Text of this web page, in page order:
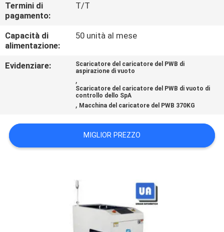
RICHIEDA
UNA
MAPPA
DEL
SITO
Termini di
pagamento:
T/T
Capacità di
alimentazione:
50 unità al mese
Evidenziare:
Scaricatore del caricatore del PWB di
aspirazione di vuoto
,
Scaricatore del caricatore del PWB di vuoto di
controllo dello SpA
, Macchina del caricatore del PWB 370KG
MIGLIOR PREZZO